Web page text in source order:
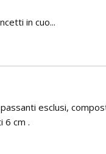
in cuo...
esclusi,
6 cm .